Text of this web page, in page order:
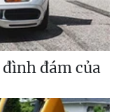
đám của